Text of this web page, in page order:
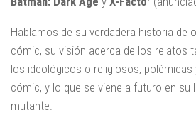
Hablamos de su verdadera historia de
cómic, su visión acerca de los relatos
los ideológicos o religiosos, polémicas
cómic, y lo que se viene a futuro en su
mutante.